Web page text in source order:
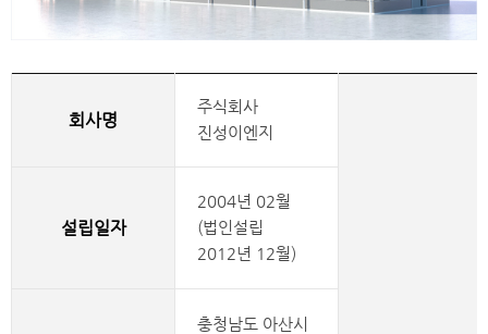
회사명
주식회사
진성이엔지
설립일자
2004년 02월
(법인설립
2012년 12월)
충청남도 아산시